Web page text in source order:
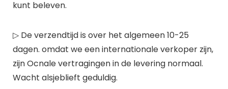
kunt beleven.
▷ De verzendtijd is over het algemeen 10-25
dagen. omdat we een internationale verkoper zijn,
zijn Ocnale vertragingen in de levering normaal.
Wacht alsjeblieft geduldig.